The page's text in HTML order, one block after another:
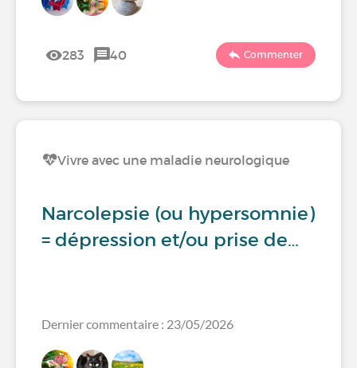
283 40 Commenter
Vivre avec une maladie neurologique
Narcolepsie (ou hypersomnie)
= dépression et/ou prise de…
Dernier commentaire : 23/05/2026